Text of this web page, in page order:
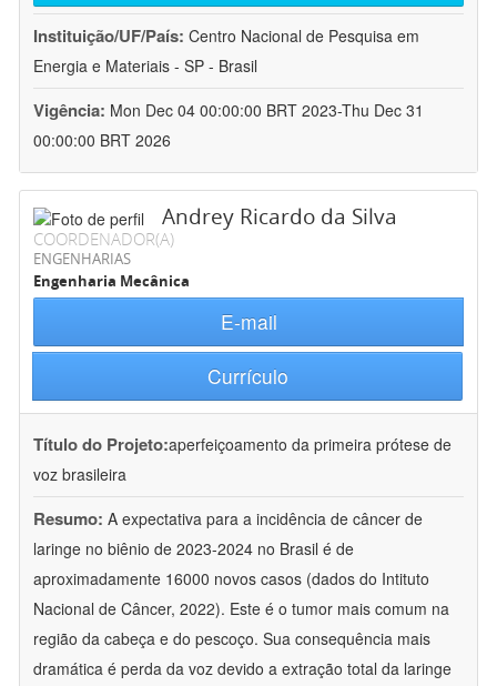
Instituição/UF/País: Centro Nacional de Pesquisa em
Energia e Materiais - SP - Brasil
Vigência: Mon Dec 04 00:00:00 BRT 2023-Thu Dec 31
00:00:00 BRT 2026
Andrey Ricardo da Silva
COORDENADOR(A)
ENGENHARIAS
Engenharia Mecânica
E-mail
Currículo
Título do Projeto:aperfeiçoamento da primeira prótese de
voz brasileira
Resumo: A expectativa para a incidência de câncer de
laringe no biênio de 2023-2024 no Brasil é de
aproximadamente 16000 novos casos (dados do Intituto
Nacional de Câncer, 2022). Este é o tumor mais comum na
região da cabeça e do pescoço. Sua consequência mais
dramática é perda da voz devido a extração total da laringe